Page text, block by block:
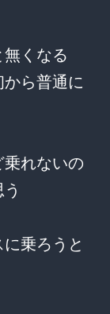
くなる
ら普通に
れないの
乗ろうと